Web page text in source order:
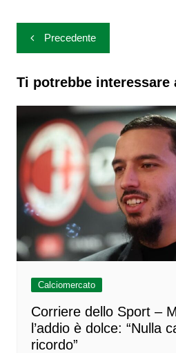
Navigazione
articoli
Precedente
Ti potrebbe interessare
Calciomercato
Corriere dello Sport –
l’addio è dolce: “Nulla
ricordo”